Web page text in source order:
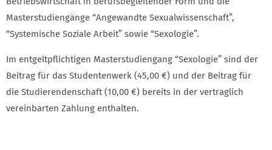
Masterstudiengänge “Angewandte Sexualwissenschaft”,
“Systemische Soziale Arbeit” sowie “Sexologie”.
Im entgeltpflichtigen Masterstudiengang “Sexologie” sind der
Beitrag für das Studentenwerk (45,00 €) und der Beitrag für
die Studierendenschaft (10,00 €) bereits in der vertraglich
vereinbarten Zahlung enthalten.